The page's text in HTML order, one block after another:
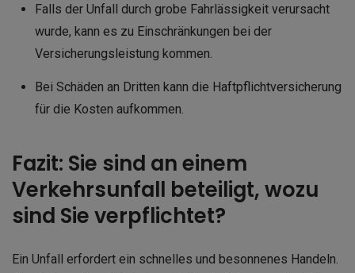
Falls der Unfall durch grobe Fahrlässigkeit verursacht
wurde, kann es zu Einschränkungen bei der
Versicherungsleistung kommen.
Bei Schäden an Dritten kann die Haftpflichtversicherung
für die Kosten aufkommen.
Fazit: Sie sind an einem
Verkehrsunfall beteiligt, wozu
sind Sie verpflichtet?
Ein Unfall erfordert ein schnelles und besonnenes Handeln.